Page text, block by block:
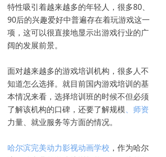
特性吸引着越来越多的年轻人，很多80、
90后的兴趣爱好中普遍存在着玩游戏这一
项，这可以很直接地显示出游戏行业的广
阔的发展前景。
面对越来越多的游戏培训机构，很多人不
知道怎么选择。就目前国内游戏培训的基
本情况来看，选择培训班的时候不但必须
了解该机构的口碑，还要了解规模、师资
力量、就业服务等方面的情况。
哈尔滨完美动力影视动画学校 ，作为哈尔